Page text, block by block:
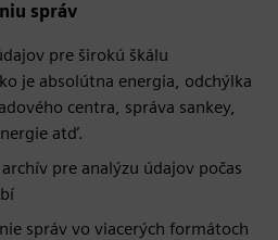
správ
pre širokú škálu
je absolútna energia, odchýlka
centra, správa sankey,
atď.
pre analýzu údajov počas
správ vo viacerých formátoch